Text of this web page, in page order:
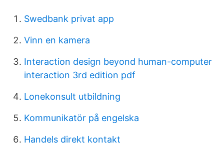
Swedbank privat app
Vinn en kamera
Interaction design beyond human-computer
interaction 3rd edition pdf
Lonekonsult utbildning
Kommunikatör på engelska
Handels direkt kontakt